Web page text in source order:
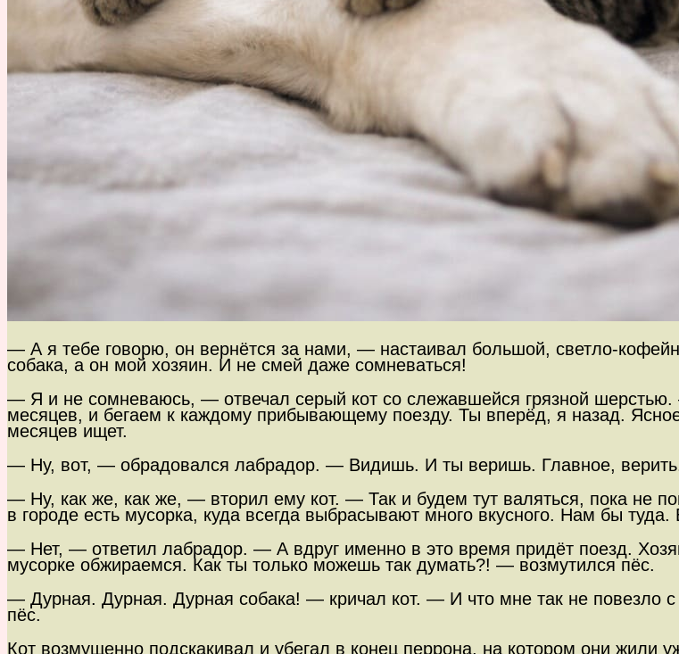
— А я тебе говорю, он вернётся за нами, — настаивал большой, светло-
собака, а он мой хозяин. И не смей даже сомневаться!
— Я и не сомневаюсь, — отвечал серый кот со слежавшейся грязной
месяцев, и бегаем к каждому прибывающему поезду. Ты вперёд, я назад.
месяцев ищет.
— Ну, вот, — обрадовался лабрадор. — Видишь. И ты веришь. Главное, верить.
— Ну, как же, как же, — вторил ему кот. — Так и будем тут валяться, пока не
в городе есть мусорка, куда всегда выбрасывают много вкусного. Нам бы
— Нет, — ответил лабрадор. — А вдруг именно в это время придёт поезд.
мусорке обжираемся. Как ты только можешь так думать?! — возмутился пёс.
— Дурная. Дурная. Дурная собака! — кричал кот. — И что мне так не повезло с
пёс.
Кот возмущенно подскакивал и убегал в конец перрона, на котором они жили